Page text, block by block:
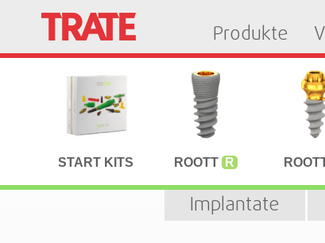
Produkte
START KITS ROOTT R
Implantate